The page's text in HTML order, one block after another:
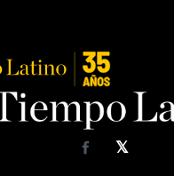
𝕏
Facebook